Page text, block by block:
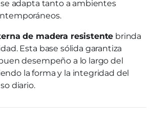
adapta tanto a ambientes
de madera resistente brinda
Esta base sólida garantiza
desempeño a lo largo del
la forma y la integridad del
diario.